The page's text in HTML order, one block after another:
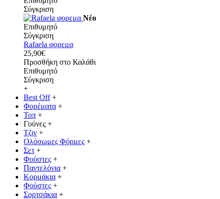
Σύγκριση
Νέο
Επιθυμητό
Σύγκριση
Rafaela φορεμα
25,90€
Προσθήκη στο Καλάθι
Επιθυμητό
Σύγκριση
+
Best Off +
Φορέματα +
Τοπ +
Γούνες +
Τζιν +
Ολόσωμες Φόρμες +
Σετ +
Φούστες +
Παντελόνια +
Κορμάκια +
Φούστες +
Σορτσάκια +